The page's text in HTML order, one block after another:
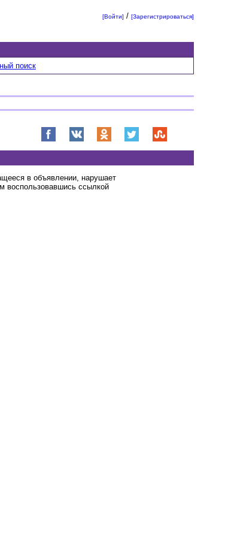
[Войти] /[Зарегистрироваться]
поиск
в объявлении, нарушает
воспользовавшись ссылкой